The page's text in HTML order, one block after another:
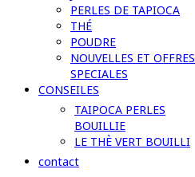
PERLES DE TAPIOCA
THÉ
POUDRE
NOUVELLES ET OFFRES
SPECIALES
CONSEILES
TAIPOCA PERLES
BOUILLIE
LE THÈ VERT BOUILLI
contact